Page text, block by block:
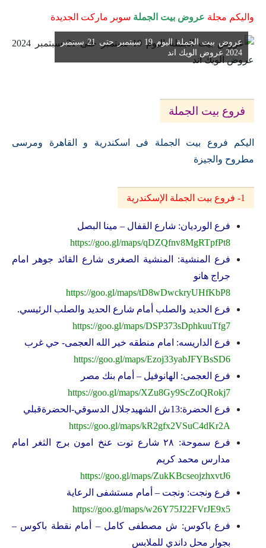
واليكم مجلة عروض بيت الجملة سوبر ماركت الجديدة
عروض بيت الجملة اليوم 19 سبتمبر حتى 21 سبتمبر
2024 عروض الويك اند
فروع بيت الجملة
اليكم فروع بيت الجملة فى اسكندرية و القاهرة ومرسى
مطروح والجيزة
1- فروع بيت الجملة الإسكندرية
فرع الورديان: شارع القفال – مينا البصل
https://goo.gl/maps/qDZQfnv8MgRTpfPt8
فرع المنشية: المنشية الصغرى شارع القائد جوهر امام
جراج هانو
https://goo.gl/maps/tD8wDwckryUHfKbP8
فرع الحديد والصلب أمام شارع الحديد والصلب الرئيسي.
https://goo.gl/maps/DSP373sDphkuuTfg7
فرع الداريسه: امام منطقه خير الله العجمى- حي غرب
https://goo.gl/maps/Ezoj33yabJFYBsSD6
فرع العجمى: الهانوفيل – أمام بنك مصر
https://goo.gl/maps/XZu8Gy9ScZoQRokj7
فرع الحضرة:13ش الشهيدجلال الدسوقي-الحضرةقبلي
https://goo.gl/maps/kR2gfx2VSuC4dKr2A
فرع سموحة: ٢٨ شارع توت عنخ امون برج الثغر امام
مدارس محمد كريم
https://goo.gl/maps/ZukKBcseojzhxvtJ6
فرع ونجت: ونجت – أمام مستشفى الرعاية
https://goo.gl/maps/w26Y75J22FVrJE9x5
فرع باكوس: ش مصطفى كامل – أمام نقطة باكوس –
بجوار محل داندي للملابس